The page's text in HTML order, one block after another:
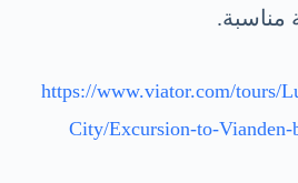
مناسبة.
https://www.viator.com/tours/
City/Excursion-to-